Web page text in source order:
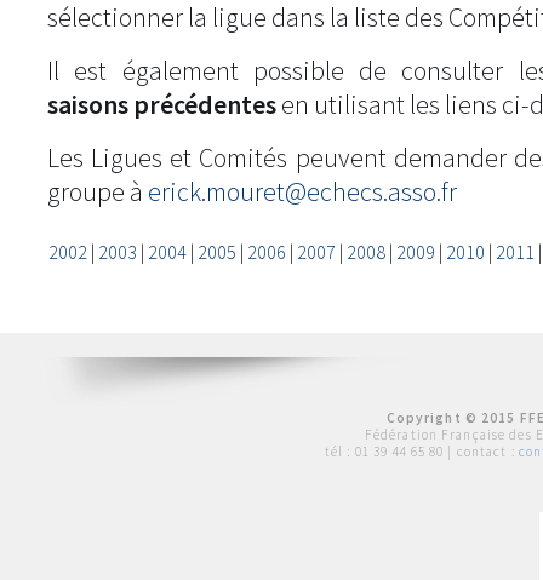
sélectionner la ligue dans la liste des
Il est également possible de consulter
saisons précédentesen utilisant les liens ci-
Les Ligues et Comités peuvent demander
groupe à erick.mouret@echecs.asso.fr
2002| 2003 | 2004| 2005 | 2006 | 2007 | 2008| 2009 | 2010 | 2011
Copyright © 2015
Fédération Française des
tél : 01 39 44 65 80 | contact :